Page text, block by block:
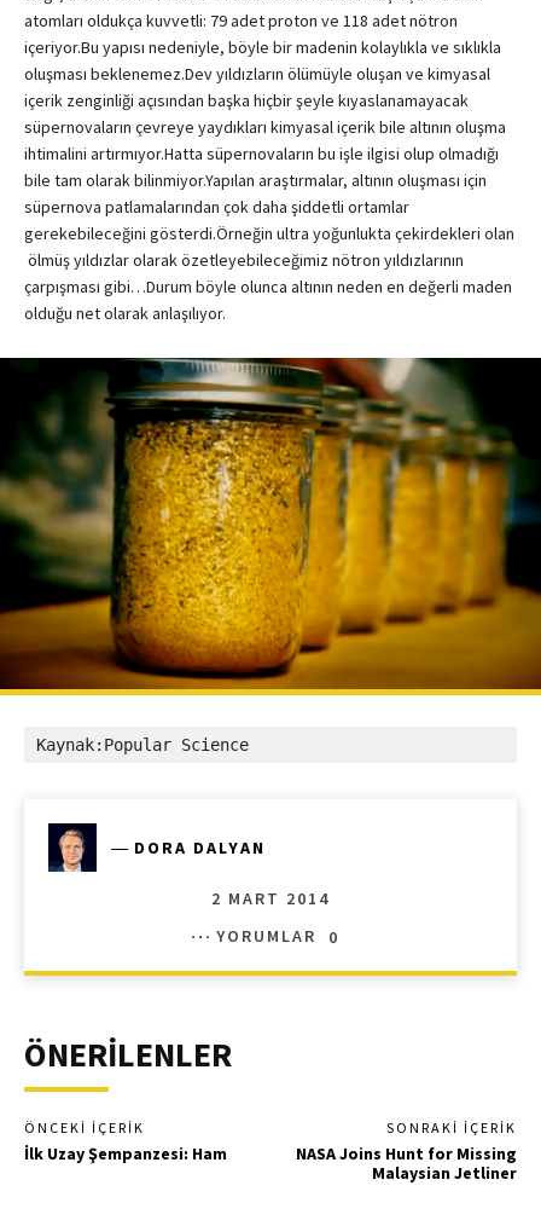
atomları oldukça kuvvetli: 79 adet proton ve 118 adet nötron
içeriyor.Bu yapısı nedeniyle, böyle bir madenin kolaylıkla ve sıklıkla
oluşması beklenemez.Dev yıldızların ölümüyle oluşan ve kimyasal
içerik zenginliği açısından başka hiçbir şeyle kıyaslanamayacak
süpernovaların çevreye yaydıkları kimyasal içerik bile altının oluşma
ihtimalini artırmıyor.Hatta süpernovaların bu işle ilgisi olup olmadığı
bile tam olarak bilinmiyor.Yapılan araştırmalar, altının oluşması için
süpernova patlamalarından çok daha şiddetli ortamlar
gerekebileceğini gösterdi.Örneğin ultra yoğunlukta çekirdekleri olan
ölmüş yıldızlar olarak özetleyebileceğimiz nötron yıldızlarının
çarpışması gibi…Durum böyle olunca altının neden en değerli maden
olduğu net olarak anlaşılıyor.
Kaynak:Popular Science
― DORA DALYAN
2 MART 2014
YORUMLAR
0
ÖNERİLENLER
ÖNCEKI İÇERIK
İlk Uzay Şempanzesi: Ham
SONRAKI İÇERIK
NASA Joins Hunt for Missing
Malaysian Jetliner